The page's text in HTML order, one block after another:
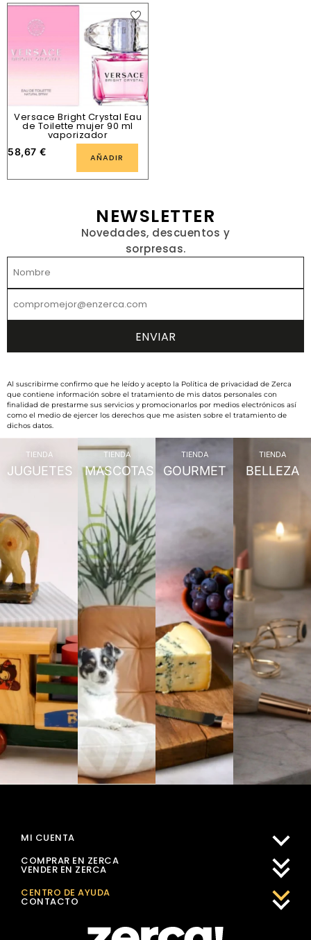
Versace Bright Crystal Eau
de Toilette mujer 90 ml
vaporizador
58,67 € AÑADIR
NEWSLETTER
Novedades, descuentos y
sorpresas.
Al suscribirme confirmo que he leído y acepto la Política de privacidad de Zerca
que contiene información sobre el tratamiento de mis datos personales con
finalidad de prestarme sus servicios y promocionarlos por medios electrónicos así
como el medio de ejercer los derechos que me asisten sobre el tratamiento de
dichos datos.
TIENDA
JUGUETES
TIENDA
MASCOTAS
TIENDA
GOURMET
TIENDA
BELLEZA
MI CUENTA
COMPRAR EN ZERCA
VENDER EN ZERCA
CENTRO DE AYUDA
CONTACTO